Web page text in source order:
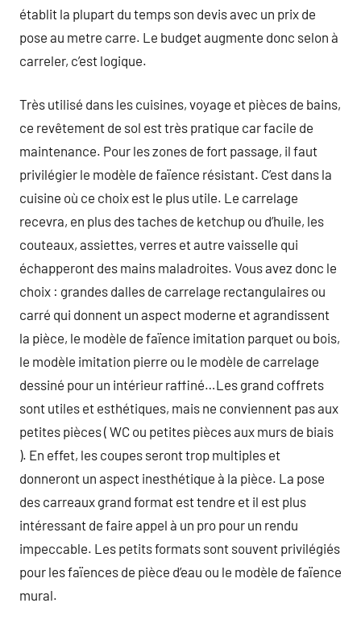
établit la plupart du temps son devis avec un prix de
pose au metre carre. Le budget augmente donc selon à
carreler, c’est logique.
Très utilisé dans les cuisines, voyage et pièces de bains,
ce revêtement de sol est très pratique car facile de
maintenance. Pour les zones de fort passage, il faut
privilégier le modèle de faïence résistant. C’est dans la
cuisine où ce choix est le plus utile. Le carrelage
recevra, en plus des taches de ketchup ou d’huile, les
couteaux, assiettes, verres et autre vaisselle qui
échapperont des mains maladroites. Vous avez donc le
choix : grandes dalles de carrelage rectangulaires ou
carré qui donnent un aspect moderne et agrandissent
la pièce, le modèle de faïence imitation parquet ou bois,
le modèle imitation pierre ou le modèle de carrelage
dessiné pour un intérieur raffiné…Les grand coffrets
sont utiles et esthétiques, mais ne conviennent pas aux
petites pièces ( WC ou petites pièces aux murs de biais
). En effet, les coupes seront trop multiples et
donneront un aspect inesthétique à la pièce. La pose
des carreaux grand format est tendre et il est plus
intéressant de faire appel à un pro pour un rendu
impeccable. Les petits formats sont souvent privilégiés
pour les faïences de pièce d’eau ou le modèle de faïence
mural.